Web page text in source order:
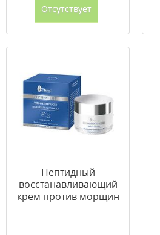
Отсутствует
Пептидный
восстанавливающий
крем против морщин